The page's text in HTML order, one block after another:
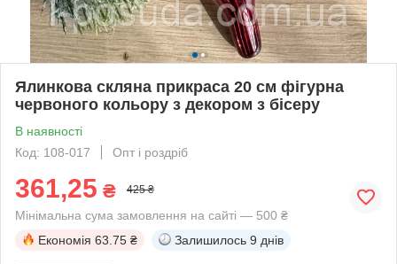
Ялинкова скляна прикраса 20 см фігурна
червоного кольору з декором з бісеру
В наявності
Код: 108-017
Опт і роздріб
361,25 ₴ 425 ₴
Мінімальна сума замовлення на сайті — 500 ₴
Економія 63.75 ₴ Залишилось 9 днів